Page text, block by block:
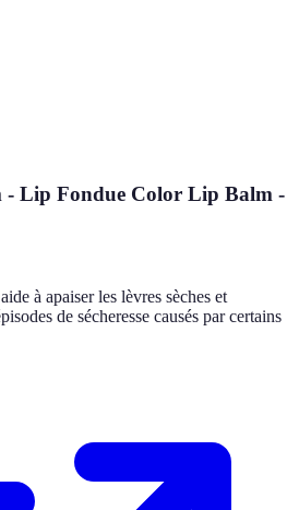
- Lip Fondue Color Lip Balm -
à apaiser les lèvres sèches et
de sécheresse causés par certains